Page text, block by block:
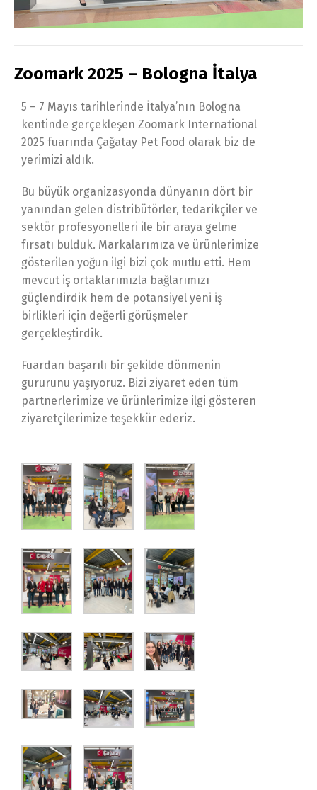
Zoomark 2025 – Bologna İtalya
5 – 7 Mayıs tarihlerinde İtalya’nın Bologna
kentinde gerçekleşen Zoomark International
2025 fuarında Çağatay Pet Food olarak biz de
yerimizi aldık.
Bu büyük organizasyonda dünyanın dört bir
yanından gelen distribütörler, tedarikçiler ve
sektör profesyonelleri ile bir araya gelme
fırsatı bulduk. Markalarımıza ve ürünlerimize
gösterilen yoğun ilgi bizi çok mutlu etti. Hem
mevcut iş ortaklarımızla bağlarımızı
güçlendirdik hem de potansiyel yeni iş
birlikleri için değerli görüşmeler
gerçekleştirdik.
Fuardan başarılı bir şekilde dönmenin
gururunu yaşıyoruz. Bizi ziyaret eden tüm
partnerlerimize ve ürünlerimize ilgi gösteren
ziyaretçilerimize teşekkür ederiz.